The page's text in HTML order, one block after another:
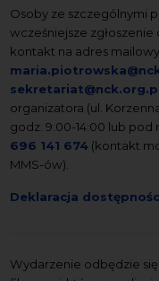
Osoby ze szczególnymi
wcześniejsze zgłoszenie
kontakt na adres
organizatora (ul.
godz. 9:00-14:00 lub
696 141 674 (kontakt
MMS-ów).
Deklaracja
Wydarzenie odbędzie